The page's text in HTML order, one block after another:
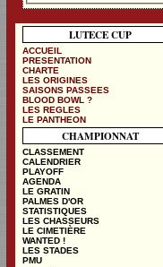
LUTECE CUP
ACCUEIL
PRESENTATION
CHARTE
LES ORIGINES
SAISONS PASSEES
BLOOD BOWL ?
LES REGLES
LE PANTHEON
CHAMPIONNAT
CLASSEMENT
CALENDRIER
PLAYOFF
AGENDA
LE GRATIN
PALMES D'OR
STATISTIQUES
LES CHASSEURS
LE CIMETIÈRE
WANTED !
LES STADES
PMU